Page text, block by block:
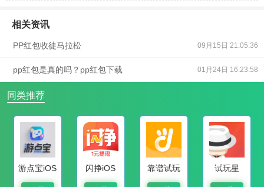
相关资讯
PP红包收徒马拉松 09月15日 21:05:36
pp红包是真的吗？pp红包下载 01月24日 16:23:58
同类推荐
游点宝iOS 闪挣iOS 靠谱试玩 试玩星